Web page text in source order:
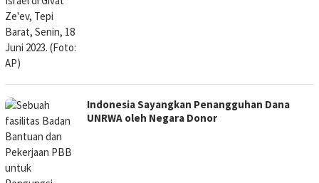
Indonesia Sayangkan Penangguhan Dana
UNRWA oleh Negara Donor